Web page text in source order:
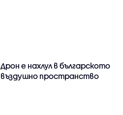
Дрон е нахлул в българското
въздушно пространство